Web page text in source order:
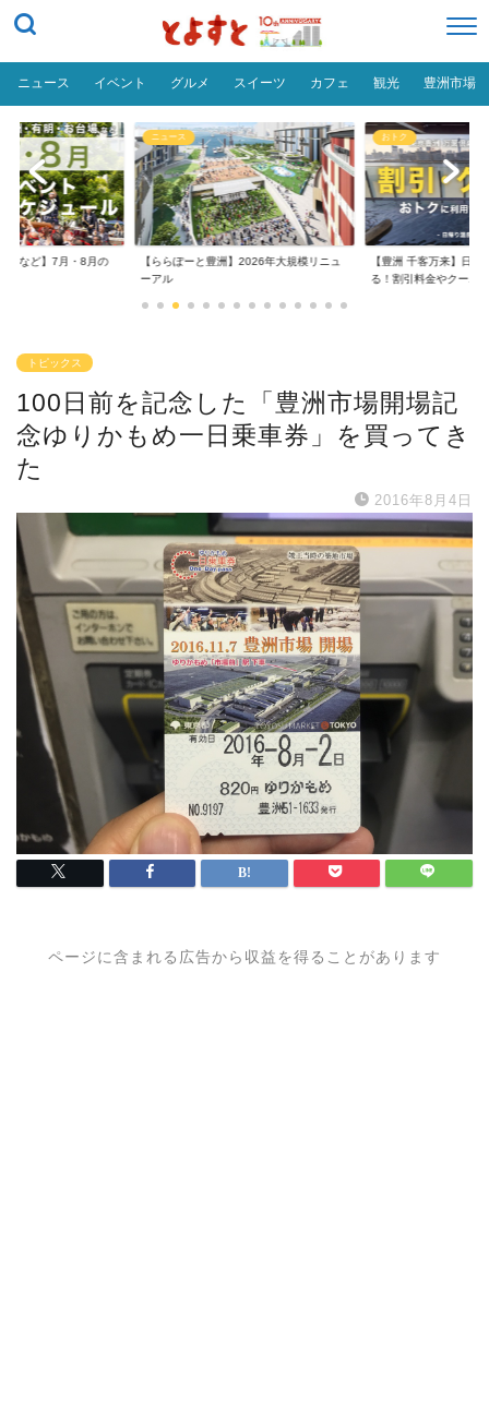
ニュース イベント グルメ スイーツ カフェ 観光 豊洲市場
場など】7月・8月の
ニュース
【ららぽーと豊洲】2026年大規模リニュ
ーアル
おトク
【豊洲 千客万来】日帰
る！割引料金やクーポ...
トピックス
100日前を記念した「豊洲市場開場記
念ゆりかもめ一日乗車券」を買ってき
た
2016年8月4日
ページに含まれる広告から収益を得ることがあります